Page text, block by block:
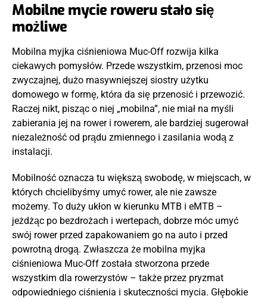
Mobilne mycie roweru stało się
możliwe
Mobilna myjka ciśnieniowa Muc-Off rozwija kilka
ciekawych pomysłów. Przede wszystkim, przenosi moc
zwyczajnej, dużo masywniejszej siostry użytku
domowego w formę, która da się przenosić i przewozić.
Raczej nikt, pisząc o niej „mobilna”, nie miał na myśli
zabierania jej na rower i rowerem, ale bardziej sugerował
niezależność od prądu zmiennego i zasilania wodą z
instalacji.
Mobilność oznacza tu większą swobodę, w miejscach, w
których chcielibyśmy umyć rower, ale nie zawsze
możemy. To duży ukłon w kierunku MTB i eMTB –
jeżdżąc po bezdrożach i wertepach, dobrze móc umyć
swój rower przed zapakowaniem go na auto i przed
powrotną drogą. Zwłaszcza że mobilna myjka
ciśnieniowa Muc-Off została stworzona przede
wszystkim dla rowerzystów – także przez pryzmat
odpowiedniego ciśnienia i skuteczności mycia. Głębokie